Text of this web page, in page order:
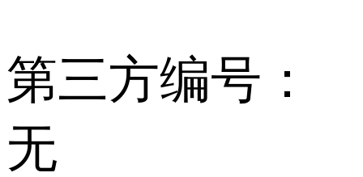
第三方编号：
无